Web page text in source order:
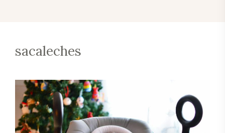
sacaleches